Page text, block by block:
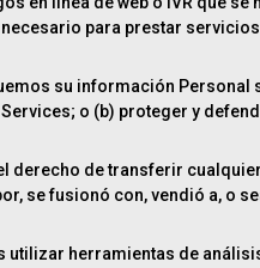
para prestar
su información
o (b) proteger y
derecho de transferir
se fusionó con, vendió a, o
utilizar herramientas de